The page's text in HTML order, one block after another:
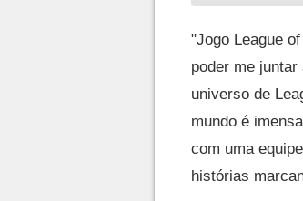
"Jogo League
poder me
universo de
mundo é
com uma
histórias